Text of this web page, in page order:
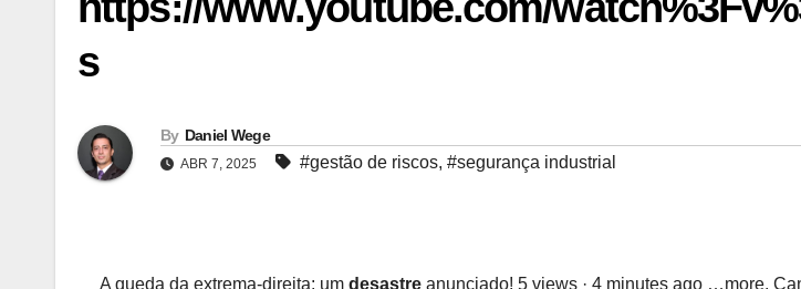
s
By Daniel Wege
ABR 7, 2025 #gestão de riscos, #segurança industrial
A queda da extrema-direita: um desastre anunciado! 5 views · 4 minutes ago …more.